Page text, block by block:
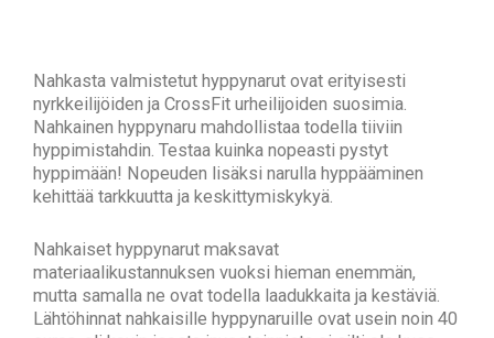
Nahkasta valmistetut hyppynarut ovat erityisesti
nyrkkeilijöiden ja CrossFit urheilijoiden suosimia.
Nahkainen hyppynaru mahdollistaa todella tiiviin
hyppimistahdin. Testaa kuinka nopeasti pystyt
hyppimään! Nopeuden lisäksi narulla hyppääminen
kehittää tarkkuutta ja keskittymiskykyä.
Nahkaiset hyppynarut maksavat
materiaalikustannuksen vuoksi hieman enemmän,
mutta samalla ne ovat todella laadukkaita ja kestäviä.
Lähtöhinnat nahkaisille hyppynaruille ovat usein noin 40